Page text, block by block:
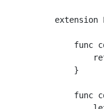
extension
func
    }
func